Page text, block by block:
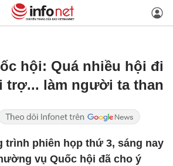
hội: Quá nhiều hội đi
trợ... làm người ta than
trình phiên họp thứ 3, sáng nay
vụ Quốc hội đã cho ý